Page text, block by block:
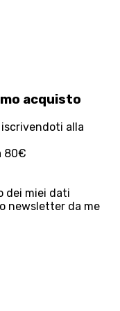
acquisto
alla
80€
dei miei dati
newsletter da me